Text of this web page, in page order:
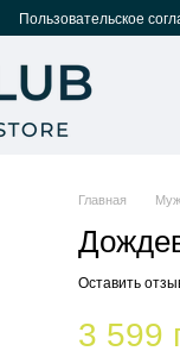
Пользовательское
Главная
Оставить
3 599